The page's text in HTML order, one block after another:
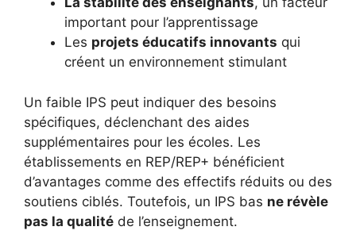
important pour l’apprentissage
Les projets éducatifs innovants qui
créent un environnement stimulant
Un faible IPS peut indiquer des besoins
spécifiques, déclenchant des aides
supplémentaires pour les écoles. Les
établissements en REP/REP+ bénéficient
d’avantages comme des effectifs réduits ou des
soutiens ciblés. Toutefois, un IPS bas ne révèle
pas la qualité de l’enseignement.